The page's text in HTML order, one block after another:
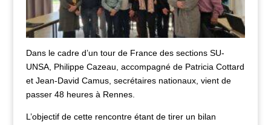
Dans le cadre d’un tour de France des sections SU-
UNSA, Philippe Cazeau, accompagné de Patricia Cottard
et Jean-David Camus, secrétaires nationaux, vient de
passer 48 heures à Rennes.
L’objectif de cette rencontre étant de tirer un bilan